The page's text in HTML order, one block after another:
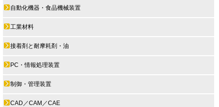
自動化機器・食品機械装置
工業材料
接着剤と耐摩耗剤・油
PC・情報処理装置
制御・管理装置
CAD／CAM／CAE